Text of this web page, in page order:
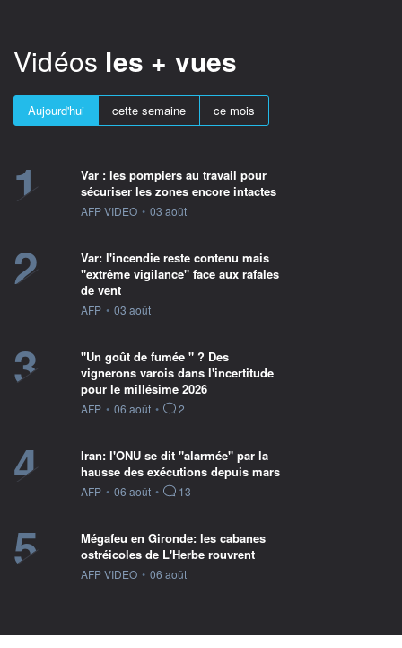
Vidéos les + vues
Aujourd'hui cette semaine ce mois
1
Var : les pompiers au travail pour
sécuriser les zones encore intactes
information fournie par
AFP VIDEO • 03 août
2
Var: l'incendie reste contenu mais
"extrême vigilance" face aux rafales
de vent
information fournie par
AFP • 03 août
3
"Un goût de fumée " ? Des
vignerons varois dans l'incertitude
pour le millésime 2026
information fournie par
AFP • 06 août • 2
4
Iran: l'ONU se dit "alarmée" par la
hausse des exécutions depuis mars
information fournie par
AFP • 06 août • 13
5
Mégafeu en Gironde: les cabanes
ostréicoles de L'Herbe rouvrent
information fournie par
AFP VIDEO • 06 août